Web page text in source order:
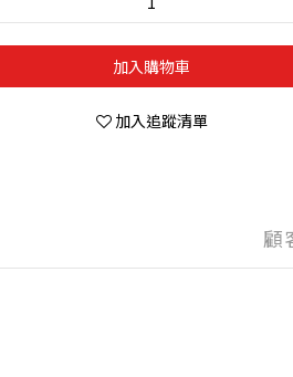
加入購物車
加入追蹤清單
顧